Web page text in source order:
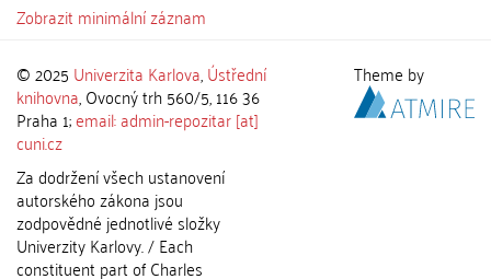
Zobrazit minimální záznam
© 2025 Univerzita Karlova,Ústřední
knihovna, Ovocný trh 560/5, 116 36
Praha 1;email: admin-repozitar [at]
cuni.cz
Za dodržení všech ustanovení
autorského zákona jsou
zodpovědné jednotlivé složky
Univerzity Karlovy. / Each
constituent part of Charles
Theme by